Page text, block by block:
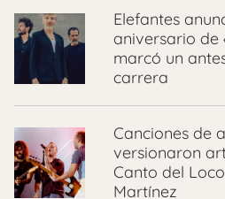
Elefantes
aniversario de
marcó un
carrera
Canciones de
versionaron
Canto del
Martínez